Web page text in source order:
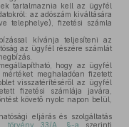
tartalmaznia kell az ügyfél
az adószám kiváltására
telephelye), fizetési számla
kívánja teljesíteni az
az ügyfél részére számlát
hogy az ügyfél
meghaladóan fizetett
visszatérítéséről az ügyfél
fizetési számlája javára,
követő nyolc napon belül,
eljárás és szolgáltatás
törvény 33/A. §-a szerinti